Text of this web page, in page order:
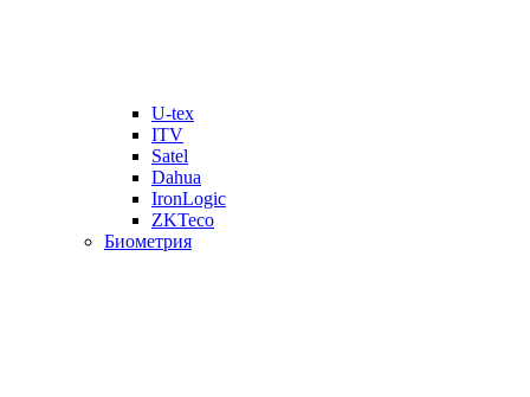
U-tex
ITV
Satel
Dahua
IronLogic
ZKTeco
Биометрия